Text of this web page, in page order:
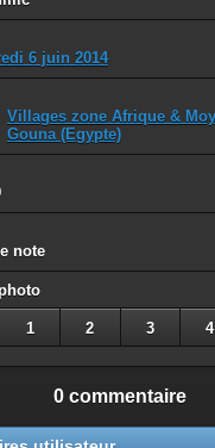
6 juin 2014
Villages zone Afrique &
Gouna (Egypte)
note
1 2 3 4
0 commentaire